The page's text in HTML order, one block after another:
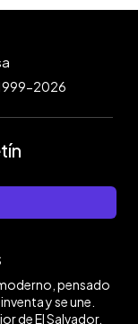
2026
pensado
y se une.
de El Salvador.